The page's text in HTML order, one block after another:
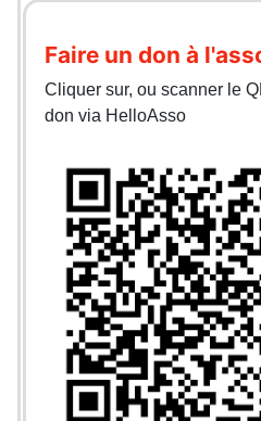
Faire un don à
Cliquer sur, ou scanner le
don via HelloAsso